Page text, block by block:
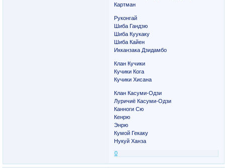
Картман
Руконгай
Шиба Гандзю
Шиба Куукаку
Шиба Кайен
Икканзака Дзидамбо
Клан Кучики
Кучики Кога
Кучики Хисана
Клан Касуми-Одзи
Луричиё Касуми-Одзи
Канноги Сю
Кенрю
Энрю
Кумой Гекаку
Нукуй Ханза
0